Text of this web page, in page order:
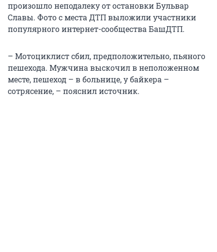
произошло неподалеку от остановки Бульвар
Славы. Фото с места ДТП выложили участники
популярного интернет-сообщества БашДТП.
– Мотоциклист сбил, предположительно, пьяного
пешехода. Мужчина выскочил в неположенном
месте, пешеход – в больнице, у байкера –
сотрясение, – пояснил источник.